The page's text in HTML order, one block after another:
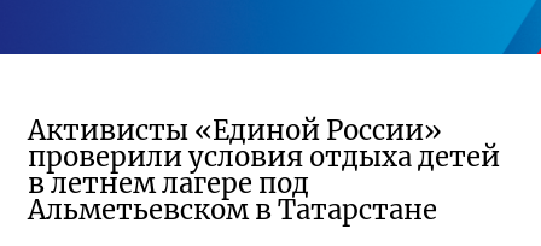
Активисты «Единой России»
проверили условия отдыха детей
в летнем лагере под
Альметьевском в Татарстане